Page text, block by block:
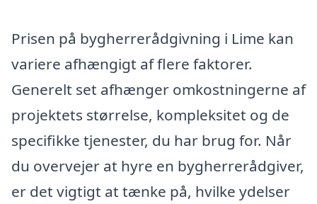
Prisen på bygherrerådgivning i Lime kan
variere afhængigt af flere faktorer.
Generelt set afhænger omkostningerne af
projektets størrelse, kompleksitet og de
specifikke tjenester, du har brug for. Når
du overvejer at hyre en bygherrerådgiver,
er det vigtigt at tænke på, hvilke ydelser